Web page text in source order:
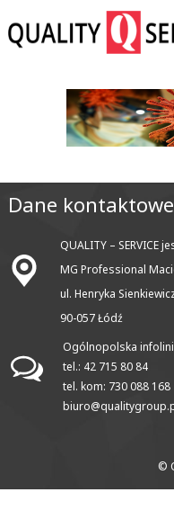
Dane kontaktowe
QUALITY – SERVICE
MG Professional
ul. Henryka
90-057 Łódź
Ogólnopolska
tel.: 42 715 80 84
tel. kom: 730 088 168
©